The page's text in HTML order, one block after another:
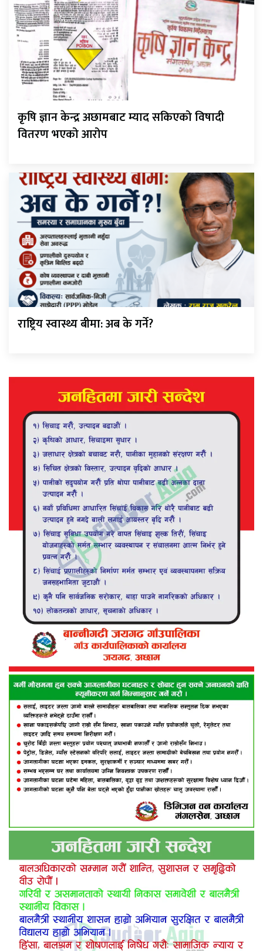
कृषि ज्ञान केन्द्र अछामबाट म्याद सकिएको विषादी
वितरण भएको आरोप
राष्ट्रिय स्वास्थ्य बीमा: अब के गर्ने?